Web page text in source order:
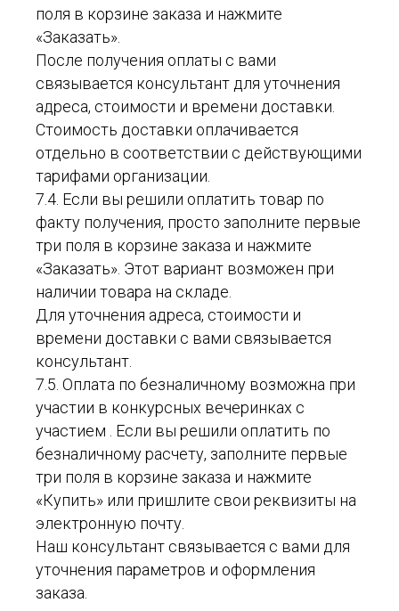
поля в корзине заказа и нажмите
«Заказать».
После получения оплаты с вами
связывается консультант для уточнения
адреса, стоимости и времени доставки.
Стоимость доставки оплачивается
отдельно в соответствии с действующими
тарифами организации.
7.4. Если вы решили оплатить товар по
факту получения, просто заполните первые
три поля в корзине заказа и нажмите
«Заказать». Этот вариант возможен при
наличии товара на складе.
Для уточнения адреса, стоимости и
времени доставки с вами связывается
консультант.
7.5. Оплата по безналичному возможна при
участии в конкурсных вечеринках с
участием . Если вы решили оплатить по
безналичному расчету, заполните первые
три поля в корзине заказа и нажмите
«Купить» или пришлите свои реквизиты на
электронную почту.
Наш консультант связывается с вами для
уточнения параметров и оформления
заказа.